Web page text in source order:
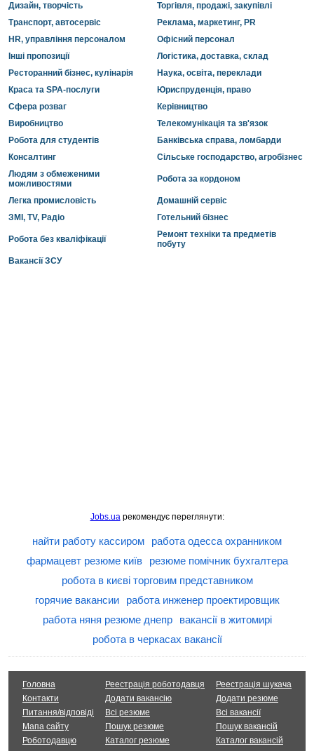
Дизайн, творчість
Торгівля, продажі, закупівлі
Транспорт, автосервіс
Реклама, маркетинг, PR
HR, управління персоналом
Офісний персонал
Інші пропозиції
Логістика, доставка, склад
Ресторанний бізнес, кулінарія
Наука, освіта, переклади
Краса та SPA-послуги
Юриспруденція, право
Сфера розваг
Керівництво
Виробництво
Телекомунікація та зв'язок
Робота для студентів
Банківська справа, ломбарди
Консалтинг
Сільське господарство, агробізнес
Людям з обмеженими
можливостями
Робота за кордоном
Легка промисловість
Домашній сервіс
ЗМІ, TV, Радіо
Готельний бізнес
Робота без кваліфікації
Ремонт техніки та предметів
побуту
Вакансії ЗСУ
Jobs.uaрекомендує переглянути:
найти работу кассиром
работа одесса охранником
фармацевт резюме київ
резюме помічник бухгалтера
робота в києві торговим представником
горячие вакансии
работа инженер проектировщик
работа няня резюме днепр
вакансії в житомирі
робота в черкасах вакансії
Головна
Контакти
Питання/відповіді
Мапа сайту
Роботодавцю
Реестрація роботодавця
Додати вакансію
Всі резюме
Пошук резюме
Каталог резюме
Реестрація шукача
Додати резюме
Всі вакансії
Пошук вакансій
Каталог вакансій